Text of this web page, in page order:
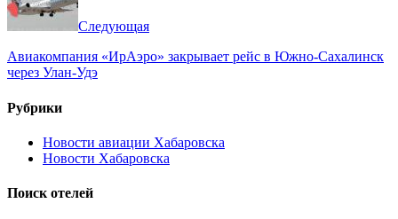
Следующая
Авиакомпания «ИрАэро» закрывает рейс в Южно-Сахалинск
через Улан-Удэ
Рубрики
Новости авиации Хабаровска
Новости Хабаровска
Поиск отелей